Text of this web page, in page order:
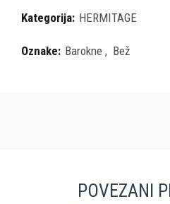
Kategorija: HERMITAGE
Oznake: Barokne , Bež
POVEZANI